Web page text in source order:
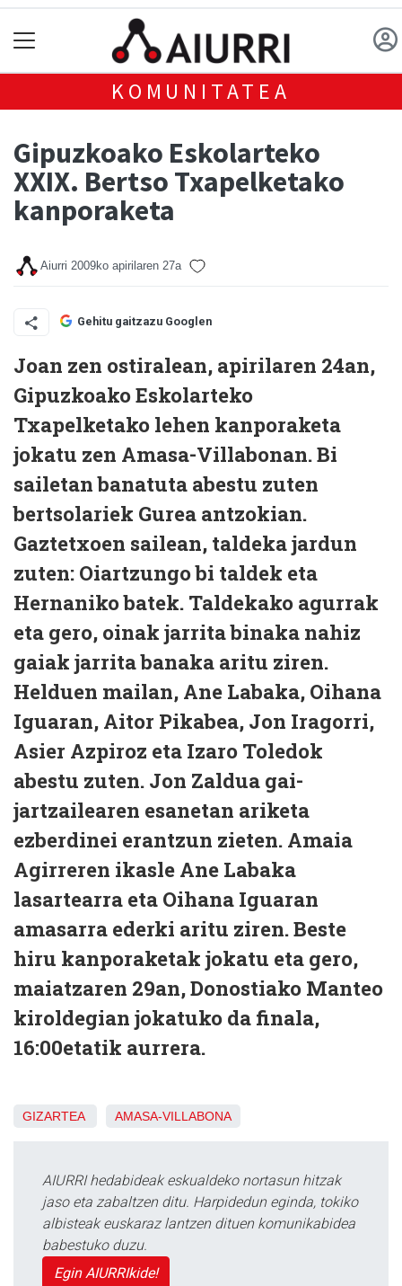
KOMUNITATEA
Gipuzkoako Eskolarteko
XXIX. Bertso Txapelketako
kanporaketa
Aiurri 2009ko apirilaren 27a
Gehitu gaitzazu Googlen
Joan zen ostiralean, apirilaren 24an,
Gipuzkoako Eskolarteko
Txapelketako lehen kanporaketa
jokatu zen Amasa-Villabonan. Bi
sailetan banatuta abestu zuten
bertsolariek Gurea antzokian.
Gaztetxoen sailean, taldeka jardun
zuten: Oiartzungo bi taldek eta
Hernaniko batek. Taldekako agurrak
eta gero, oinak jarrita binaka nahiz
gaiak jarrita banaka aritu ziren.
Helduen mailan, Ane Labaka, Oihana
Iguaran, Aitor Pikabea, Jon Iragorri,
Asier Azpiroz eta Izaro Toledok
abestu zuten. Jon Zaldua gai-
jartzailearen esanetan ariketa
ezberdinei erantzun zieten. Amaia
Agirreren ikasle Ane Labaka
lasartearra eta Oihana Iguaran
amasarra ederki aritu ziren. Beste
hiru kanporaketak jokatu eta gero,
maiatzaren 29an, Donostiako Manteo
kiroldegian jokatuko da finala,
16:00etatik aurrera.
GIZARTEA AMASA-VILLABONA
AIURRI hedabideak eskualdeko nortasun hitzak
jaso eta zabaltzen ditu. Harpidedun eginda, tokiko
albisteak euskaraz lantzen dituen komunikabidea
babestuko duzu.
Egin AIURRIkide!